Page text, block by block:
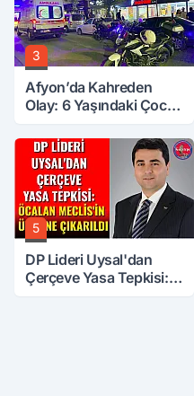
3
Afyon’da Kahreden
Olay: 6 Yaşındaki Çocuk
5
DP Lideri Uysal'dan
Çerçeve Yasa Tepkisi: